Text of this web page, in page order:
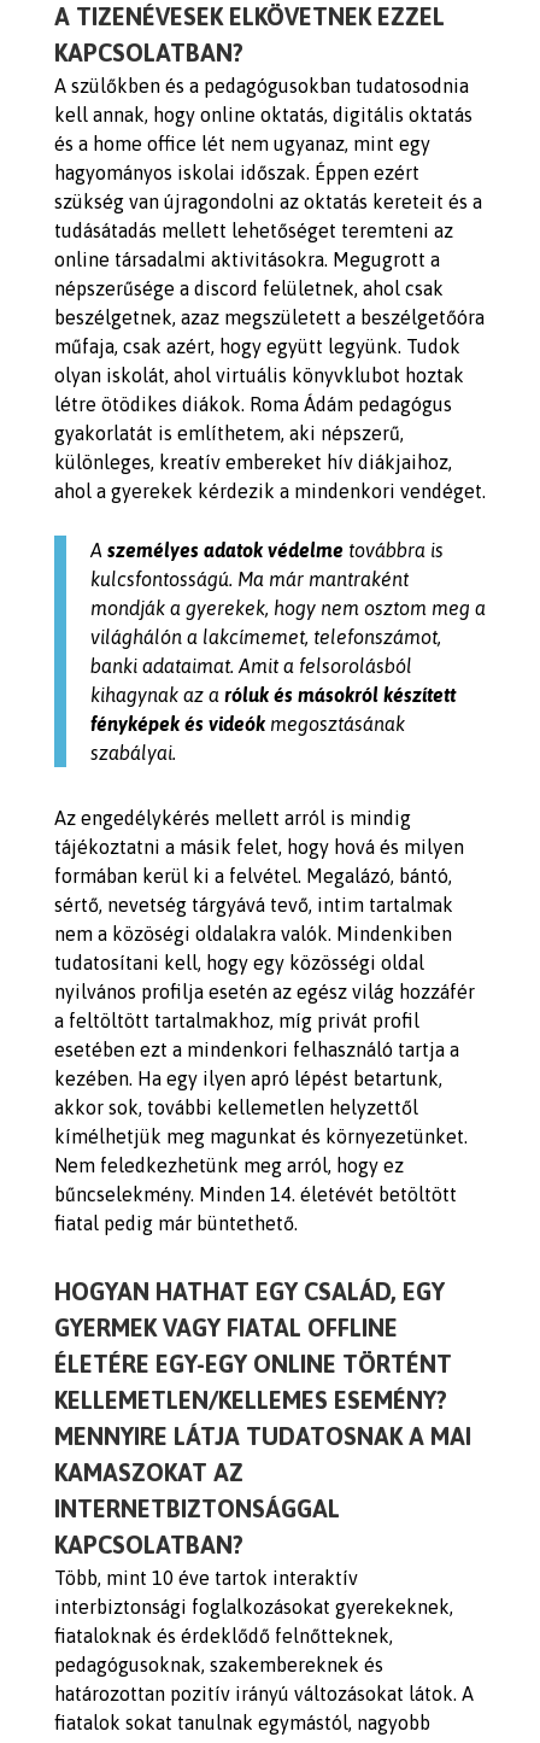
A TIZENÉVESEK ELKÖVETNEK EZZEL
KAPCSOLATBAN?
A szülőkben és a pedagógusokban tudatosodnia
kell annak, hogy online oktatás, digitális oktatás
és a home office lét nem ugyanaz, mint egy
hagyományos iskolai időszak. Éppen ezért
szükség van újragondolni az oktatás kereteit és a
tudásátadás mellett lehetőséget teremteni az
online társadalmi aktivitásokra. Megugrott a
népszerűsége a discord felületnek, ahol csak
beszélgetnek, azaz megszületett a beszélgetőóra
műfaja, csak azért, hogy együtt legyünk. Tudok
olyan iskolát, ahol virtuális könyvklubot hoztak
létre ötödikes diákok. Roma Ádám pedagógus
gyakorlatát is említhetem, aki népszerű,
különleges, kreatív embereket hív diákjaihoz,
ahol a gyerekek kérdezik a mindenkori vendéget.
A személyes adatok védelmetovábbra is
kulcsfontosságú. Ma már mantraként
mondják a gyerekek, hogy nem osztom meg a
világhálón a lakcímemet, telefonszámot,
banki adataimat. Amit a felsorolásból
kihagynak az a róluk és másokról készített
fényképek és videókmegosztásának
szabályai.
Az engedélykérés mellett arról is mindig
tájékoztatni a másik felet, hogy hová és milyen
formában kerül ki a felvétel. Megalázó, bántó,
sértő, nevetség tárgyává tevő, intim tartalmak
nem a közöségi oldalakra valók. Mindenkiben
tudatosítani kell, hogy egy közösségi oldal
nyilvános profilja esetén az egész világ hozzáfér
a feltöltött tartalmakhoz, míg privát profil
esetében ezt a mindenkori felhasználó tartja a
kezében. Ha egy ilyen apró lépést betartunk,
akkor sok, további kellemetlen helyzettől
kímélhetjük meg magunkat és környezetünket.
Nem feledkezhetünk meg arról, hogy ez
bűncselekmény. Minden 14. életévét betöltött
fiatal pedig már büntethető.
HOGYAN HATHAT EGY CSALÁD, EGY
GYERMEK VAGY FIATAL OFFLINE
ÉLETÉRE EGY-EGY ONLINE TÖRTÉNT
KELLEMETLEN/KELLEMES ESEMÉNY?
MENNYIRE LÁTJA TUDATOSNAK A MAI
KAMASZOKAT AZ
INTERNETBIZTONSÁGGAL
KAPCSOLATBAN?
Több, mint 10 éve tartok interaktív
interbiztonsági foglalkozásokat gyerekeknek,
fiataloknak és érdeklődő felnőtteknek,
pedagógusoknak, szakembereknek és
határozottan pozitív irányú változásokat látok. A
fiatalok sokat tanulnak egymástól, nagyobb